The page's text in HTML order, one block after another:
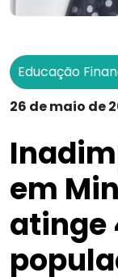
Educação
26 de maio de
em
atinge